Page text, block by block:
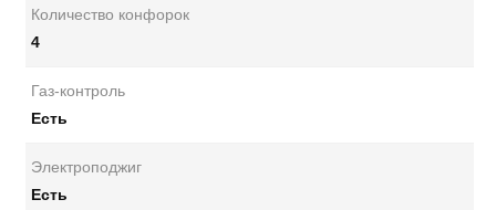
Количество конфорок
4
Газ-контроль
Есть
Электроподжиг
Есть